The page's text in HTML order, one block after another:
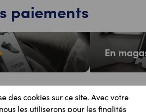
des cookies sur ce site. Avec votre
les utiliserons pour les finalités
paiements
En